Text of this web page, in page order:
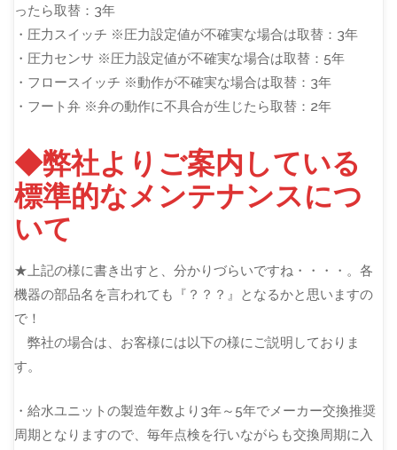
ったら取替：3年
・圧力スイッチ ※圧力設定値が不確実な場合は取替：3年
・圧力センサ ※圧力設定値が不確実な場合は取替：5年
・フロースイッチ ※動作が不確実な場合は取替：3年
・フート弁 ※弁の動作に不具合が生じたら取替：2年
◆弊社よりご案内している
標準的なメンテナンスにつ
いて
★上記の様に書き出すと、分かりづらいですね・・・・。各
機器の部品名を言われても『？？？』となるかと思いますの
で！
弊社の場合は、お客様には以下の様にご説明しておりま
す。
・給水ユニットの製造年数より3年～5年でメーカー交換推奨
周期となりますので、毎年点検を行いながらも交換周期に入